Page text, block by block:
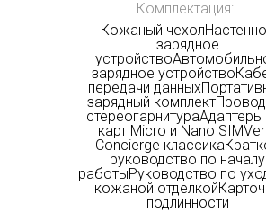
Комплектация:
Кожаный
зарядное
зарядное
передачи
зарядный
стереогарнитураАдаптеры
карт Micro и Nano
Concierge
руководство по началу
работыРуководство по
кожаной
подлинности